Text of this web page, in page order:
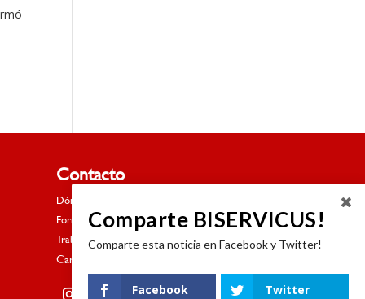
Contacto
Dónde estamos
Formulario de contacto
Trabaja con nosotros
Canal de denuncias
Comparte BISERVICUS!
Comparte esta noticia en Facebook y Twitter!
Facebook Twitter